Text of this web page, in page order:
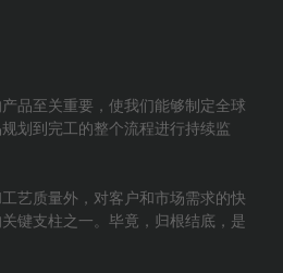
品至关重要，使我们能够制定全球
划到完工的整个流程进行持续监
艺质量外，对客户和市场需求的快
键支柱之一。毕竟，归根结底，是